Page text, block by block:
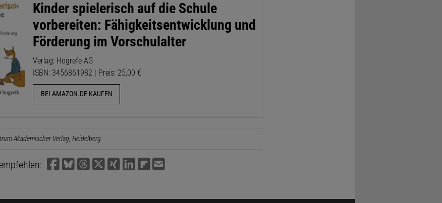
Kinder spielerisch auf die Schule
vorbereiten: Fähigkeitsentwicklung und
Förderung im Vorschulalter
Verlag: Hogrefe AG
ISBN: 3456861982 | Preis: 25,00 €
BEI AMAZON.DE KAUFEN
Akademischer Verlag, Heidelberg